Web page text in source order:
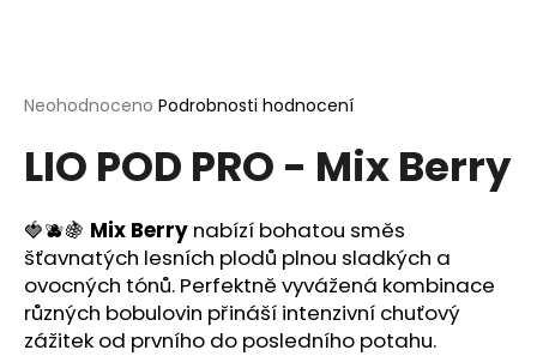
Průměrné
produktu
je
z
5
hvězdiček.
Neohodnoceno Podrobnosti hodnocení
LIO POD PRO - Mix Berry
🍓🫐🍇 Mix Berry nabízí bohatou směs
šťavnatých lesních plodů plnou sladkých a
ovocných tónů. Perfektně vyvážená kombinace
různých bobulovin přináší intenzivní chuťový
zážitek od prvního do posledního potahu.
í
t
?
HLEDAT